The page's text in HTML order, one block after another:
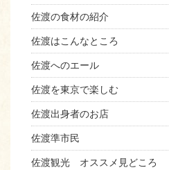
佐渡の食材の紹介
佐渡はこんなところ
佐渡へのエール
佐渡を東京で楽しむ
佐渡出身者のお店
佐渡準市民
佐渡観光 オススメ見どころ